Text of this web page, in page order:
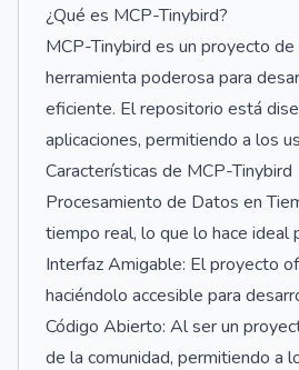
¿Qué es MCP-Tinybird?
MCP-Tinybird es un proyecto
herramienta poderosa para
eficiente. El repositorio está
aplicaciones, permitiendo a los
Características de MCP-Tinybird
Procesamiento de Datos en
tiempo real, lo que lo hace ideal
Interfaz Amigable: El proyecto
haciéndolo accesible para
Código Abierto: Al ser un
de la comunidad, permitiendo a